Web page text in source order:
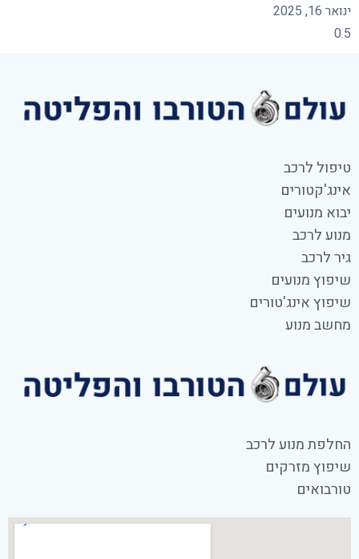
ינואר 16, 2025
טיפול לרכב
אינג'קטורים
יבוא מנועים
מנוע לרכב
גיר לרכב
שיפוץ מנועים
שיפוץ אינג'טורים
מחשב מנוע
החלפת מנוע לרכב
שיפוץ מזרקים
טורבואים